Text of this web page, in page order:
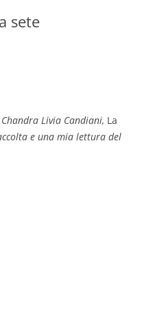
NUSCIS
TELARA
sete
Livia Candiani, La
e una mia lettura del